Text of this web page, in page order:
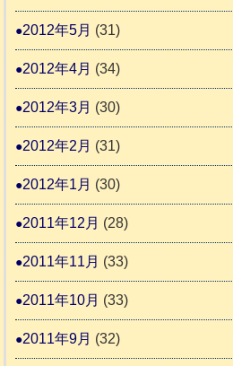
2012年5月 (31)
2012年4月 (34)
2012年3月 (30)
2012年2月 (31)
2012年1月 (30)
2011年12月 (28)
2011年11月 (33)
2011年10月 (33)
2011年9月 (32)